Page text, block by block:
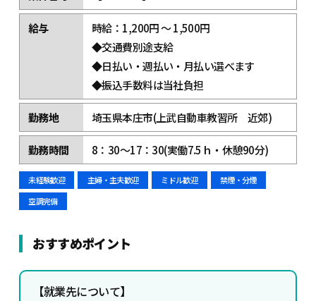
給与
時給：1,200円 ～ 1,500円
◆交通費別途支給
◆日払い・週払い・月払い選べます
◆振込手数料は当社負担
勤務地 埼玉県本庄市(上武自動車教習所 近郊)
勤務時間 8：30～17：30(実働7.5ｈ・休憩90分)
未経験歓迎 主婦・主夫歓迎 ミドル歓迎
禁煙・分煙
空調完備
おすすめポイント
【就業先について】